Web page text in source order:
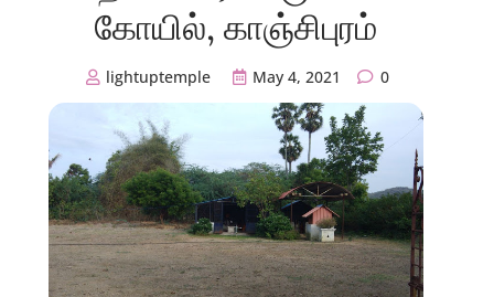
கோயில், காஞ்சிபுரம்
lightuptemple May 4, 2021 0